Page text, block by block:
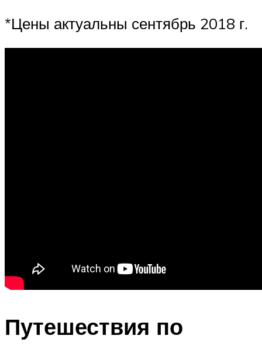
*Цены актуальны сентябрь 2018 г.
Путешествия по